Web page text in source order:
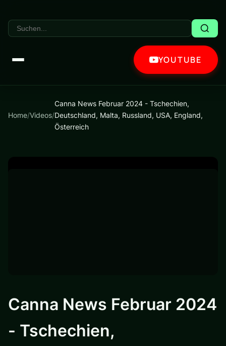
YOUTUBE
Home/Videos/
Canna News Februar 2024 - Tschechien,
Deutschland, Malta, Russland, USA, England,
Österreich
Canna News Februar 2024
- Tschechien,